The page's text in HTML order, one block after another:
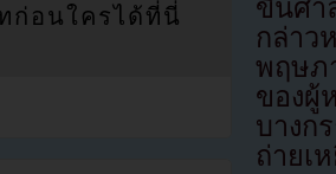
ขึ้นศา
กล่าว
พฤษภ
ของผู้
บางก
ถ่ายเ
ก่อนใครได้ที่นี่